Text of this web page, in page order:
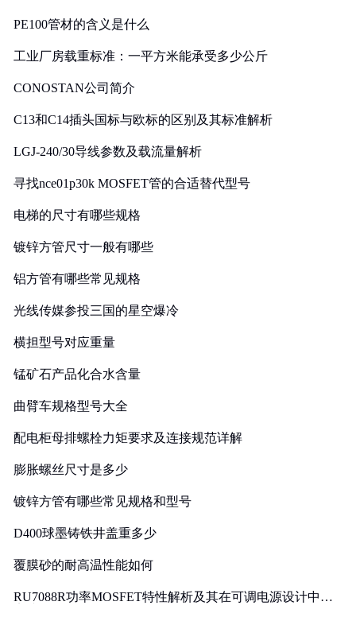
PE100管材的含义是什么
工业厂房载重标准：一平方米能承受多少公斤
CONOSTAN公司简介
C13和C14插头国标与欧标的区别及其标准解析
LGJ-240/30导线参数及载流量解析
寻找nce01p30k MOSFET管的合适替代型号
电梯的尺寸有哪些规格
镀锌方管尺寸一般有哪些
铝方管有哪些常见规格
光线传媒参投三国的星空爆冷
横担型号对应重量
锰矿石产品化合水含量
曲臂车规格型号大全
配电柜母排螺栓力矩要求及连接规范详解
膨胀螺丝尺寸是多少
镀锌方管有哪些常见规格和型号
D400球墨铸铁井盖重多少
覆膜砂的耐高温性能如何
RU7088R功率MOSFET特性解析及其在可调电源设计中的